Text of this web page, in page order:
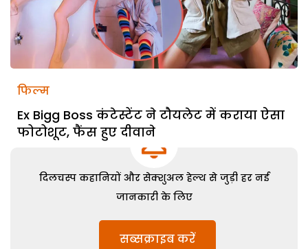
फिल्म
Ex Bigg Boss कंटेस्टेंट ने टौयलेट में कराया ऐसा
फोटोशूट, फैंस हुए दीवाने
दिलचस्प कहानियों और सेक्शुअल हेल्थ से जुड़ी हर नई
जानकारी के लिए
सब्सक्राइब करें